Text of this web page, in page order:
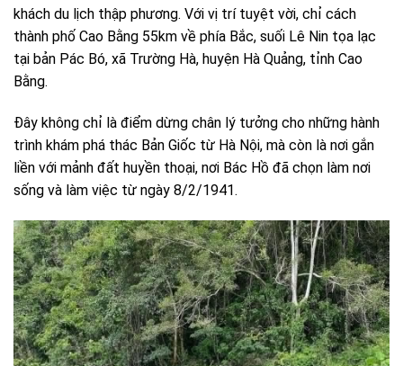
khách du lịch thập phương. Với vị trí tuyệt vời, chỉ cách
thành phố Cao Bằng 55km về phía Bắc, suối Lê Nin tọa lạc
tại bản Pác Bó, xã Trường Hà, huyện Hà Quảng, tỉnh Cao
Bằng.
Đây không chỉ là điểm dừng chân lý tưởng cho những hành
trình khám phá thác Bản Giốc từ Hà Nội, mà còn là nơi gắn
liền với mảnh đất huyền thoại, nơi Bác Hồ đã chọn làm nơi
sống và làm việc từ ngày 8/2/1941.